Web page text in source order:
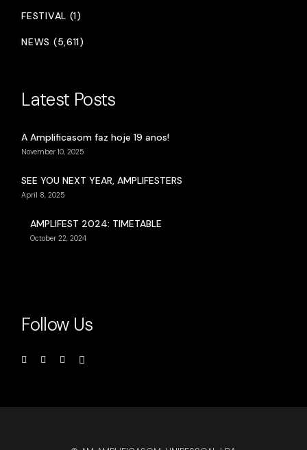
FESTIVAL (1)
NEWS (5,611)
Latest Posts
A Amplificasom faz hoje 19 anos!
November 10, 2025
SEE YOU NEXT YEAR, AMPLIFESTERS
April 8, 2025
AMPLIFEST 2024: TIMETABLE
October 22, 2024
Follow Us